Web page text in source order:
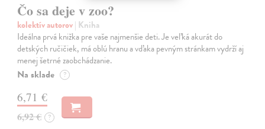
Čo sa deje v zoo?
kolektív autorov| Kniha
Ideálna prvá knižka pre vaše najmenšie deti. Je veľká akurát do
detských ručičiek, má oblú hranu a vďaka pevným stránkam vydrží aj
menej šetrné zaobchádzanie.
Na sklade ?
6,71 €
6,92 € ?